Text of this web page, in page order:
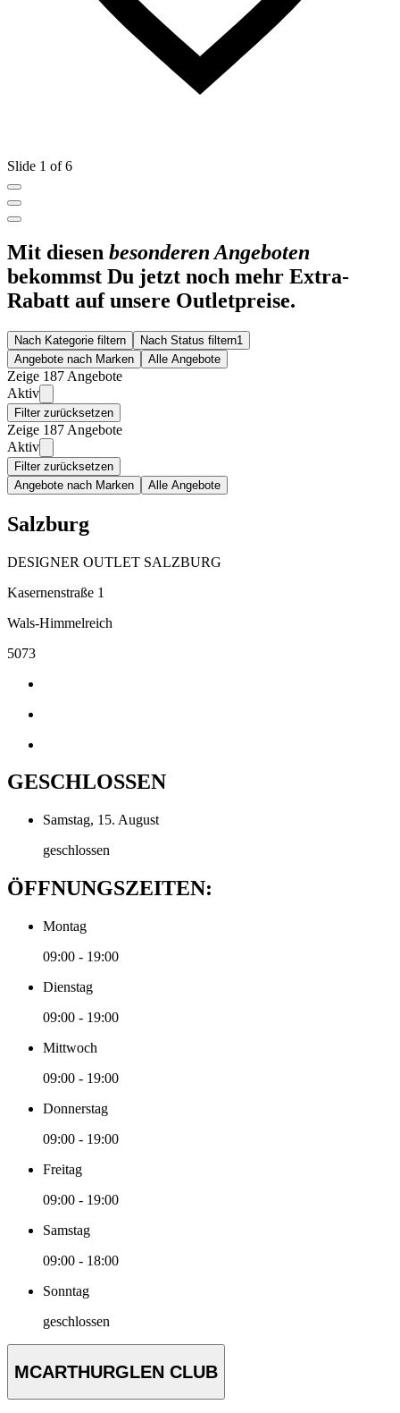
Slide 1 of 6
Mit diesen besonderen Angeboten
bekommst Du jetzt noch mehr Extra-
Rabatt auf unsere Outletpreise.
Nach Kategorie filtern Nach Status filtern1
Angebote nach Marken
Alle Angebote
Zeige 187 Angebote
Aktiv
Filter zurücksetzen
Zeige 187 Angebote
Aktiv
Filter zurücksetzen
Angebote nach Marken
Alle Angebote
Salzburg
DESIGNER OUTLET SALZBURG
Kasernenstraße 1
Wals-Himmelreich
5073
GESCHLOSSEN
Samstag, 15. August
geschlossen
ÖFFNUNGSZEITEN:
Montag
09:00 - 19:00
Dienstag
09:00 - 19:00
Mittwoch
09:00 - 19:00
Donnerstag
09:00 - 19:00
Freitag
09:00 - 19:00
Samstag
09:00 - 18:00
Sonntag
geschlossen
MCARTHURGLEN CLUB